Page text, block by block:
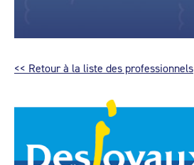
<< Retour à la liste des professionnels